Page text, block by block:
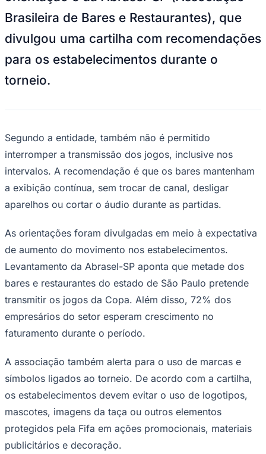
Vôlei
NBB
Competições de Futebol
Brasileirão Série A
Paulistão
Champions League
La Liga
Bundesliga
Times - Ir direto
Brasileira de Bares e Restaurantes), que
divulgou uma cartilha com recomendações
para os estabelecimentos durante o
torneio.
Segundo a entidade, também não é permitido
interromper a transmissão dos jogos, inclusive nos
intervalos. A recomendação é que os bares mantenham
a exibição contínua, sem trocar de canal, desligar
aparelhos ou cortar o áudio durante as partidas.
As orientações foram divulgadas em meio à expectativa
de aumento do movimento nos estabelecimentos.
Levantamento da Abrasel-SP aponta que metade dos
bares e restaurantes do estado de São Paulo pretende
transmitir os jogos da Copa. Além disso, 72% dos
empresários do setor esperam crescimento no
faturamento durante o período.
A associação também alerta para o uso de marcas e
símbolos ligados ao torneio. De acordo com a cartilha,
os estabelecimentos devem evitar o uso de logotipos,
mascotes, imagens da taça ou outros elementos
protegidos pela Fifa em ações promocionais, materiais
publicitários e decoração.